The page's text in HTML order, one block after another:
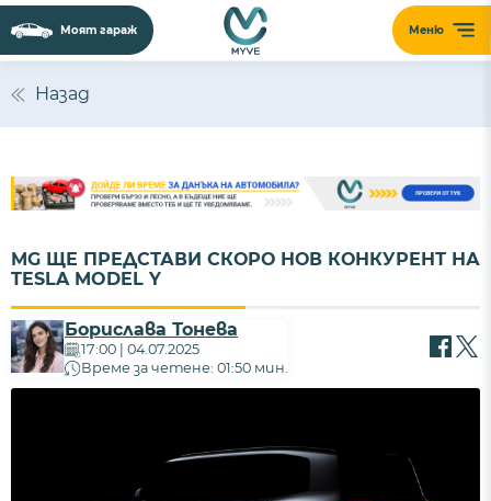
Меню
Моят гараж
Назад
MG ЩЕ ПРЕДСТАВИ СКОРО НОВ КОНКУРЕНТ НА
TESLA MODEL Y
Борислава Тонева
17:00 | 04.07.2025
Време за четене: 01:50 мин.